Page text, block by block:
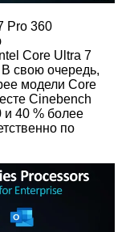
Pro 360
Core Ultra 7
свою очередь,
модели Core
Cinebench
и 40 % более
по